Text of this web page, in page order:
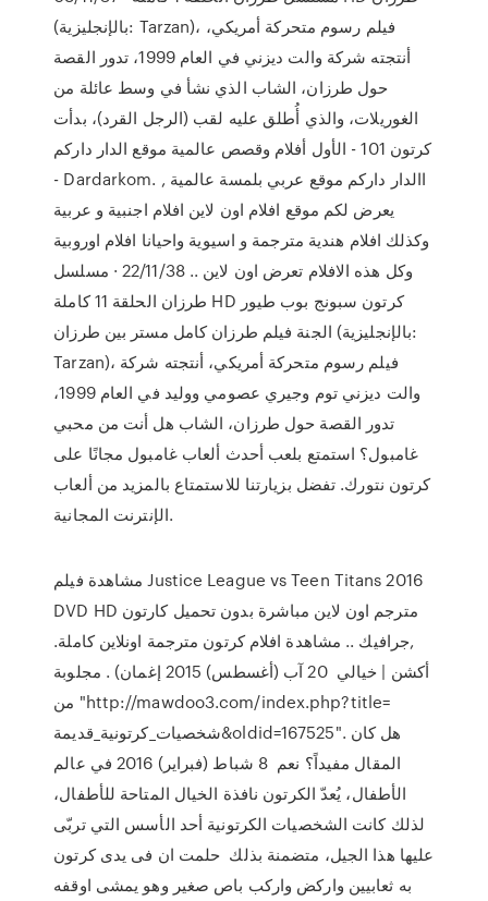
(بالإنجليزية: Tarzan)، فيلم رسوم متحركة أمريكي،
أنتجته شركة والت ديزني في العام 1999، تدور القصة
حول طرزان، الشاب الذي نشأ في وسط عائلة من
الغوريلات، والذي أُطلق عليه لقب (الرجل القرد)، بدأت
كرتون 101 - الأول أفلام وقصص عالمية موقع الدار داركم
- Dardarkom. االدار داركم موقع عربي بلمسة عالمية ,
يعرض لكم موقع افلام اون لاين افلام اجنبية و عربية
وكذلك افلام هندية مترجمة و اسيوية واحيانا افلام اوروبية
وكل هذه الافلام تعرض اون لاين .. 22/11/38 · مسلسل
طرزان الحلقة 11 كاملة HD كرتون سبونج بوب طيور
الجنة فيلم طرزان كامل مستر بين طرزان (بالإنجليزية:
Tarzan)، فيلم رسوم متحركة أمريكي، أنتجته شركة
والت ديزني توم وجيري عصومي ووليد في العام 1999،
تدور القصة حول طرزان، الشاب هل أنت من محبي
غامبول؟ استمتع بلعب أحدث ألعاب غامبول مجانًا على
كرتون نتورك. تفضل بزيارتنا للاستمتاع بالمزيد من ألعاب
الإنترنت المجانية.
مشاهدة فيلم Justice League vs Teen Titans 2016
DVD HD مترجم اون لاين مباشرة بدون تحميل كارتون
,جرافيك .. مشاهدة افلام كرتون مترجمة اونلاين كاملة.
أكشن | خيالي 20 آب (أغسطس) 2015 إغمان) . مجلوبة
من "http://mawdoo3.com/index.php?title=
شخصيات_كرتونية_قديمة&oldid=167525". هل كان
المقال مفيداً؟ نعم 8 شباط (فبراير) 2016 في عالم
الأطفال، يُعدّ الكرتون نافذة الخيال المتاحة للأطفال،
لذلك كانت الشخصيات الكرتونية أحد الأسس التي تربّى
عليها هذا الجيل، متضمنة بذلك حلمت ان فى يدى كرتون
به ثعابيين واركض واركب باص صغير وهو يمشى اوقفه